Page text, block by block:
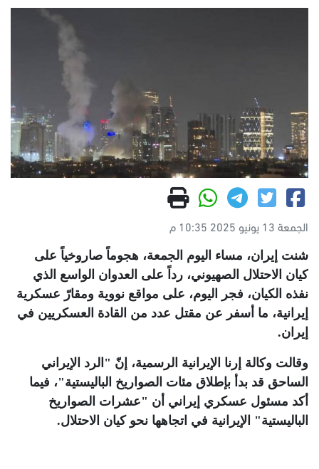
الجمعة 13 يونيو 2025 10:35 م
شنت إيران، مساء اليوم الجمعة، هجوماً صاروخياً على
كيان الاحتلال الصهيوني، رداً على العدوان الواسع الذي
نفذه الكيان، فجر اليوم، على مواقع نووية ومقارّ عسكرية
إيرانية، ما أسفر عن مقتل عدد من القادة العسكريين في
إيران.
وقالت وكالة إرنا الإيرانية الرسمية، إنّ "الرد الإيراني
الساحق قد بدأ بإطلاق مئات الصواريخ الباليستية"، فيما
أكد مسئول عسكري إيراني أن "عشرات الصواريخ
الباليستية" الإيرانية في اتجاهها نحو كيان الاحتلال.